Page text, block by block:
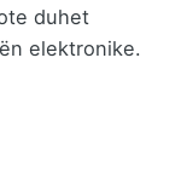
duhet
elektronike.